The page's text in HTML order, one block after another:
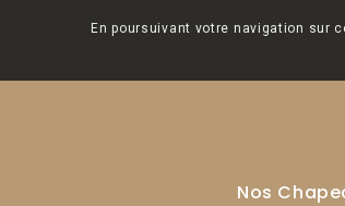
Nos
En poursuivant votre navigation sur